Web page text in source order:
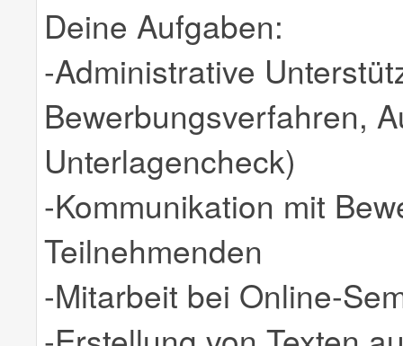
Deine Aufgaben:
-Administrative
Bewerbungsverfahren,
Unterlagencheck)
-Kommunikation mit
Teilnehmenden
-Mitarbeit bei Online-